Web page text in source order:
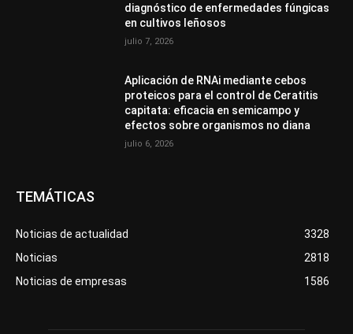
diagnóstico de enfermedades fúngicas
en cultivos leñosos
julio 7, 2026
Aplicación de RNAi mediante cebos
proteicos para el control de Ceratitis
capitata: eficacia en semicampo y
efectos sobre organismos no diana
julio 6, 2026
TEMÁTICAS
Noticias de actualidad
3328
Noticias
2818
Noticias de empresas
1586